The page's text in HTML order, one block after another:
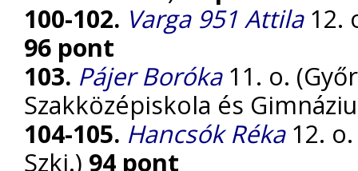
100-102. Varga 951 Attila12.
96 pont
103. Pájer Boróka11. o.
Szakközépiskola és
104-105. Hancsók Réka12. o.
Szki.) 94 pont